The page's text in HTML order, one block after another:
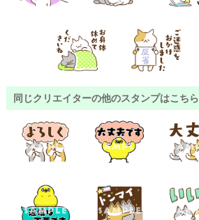
同じクリエイターの他のスタンプはこちら